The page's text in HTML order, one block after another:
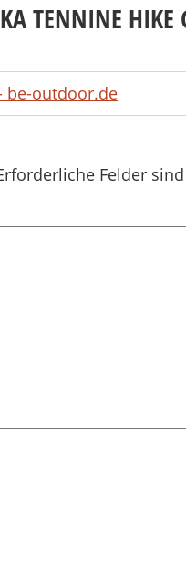
TENNINE HIKE
be-outdoor.de
Felder